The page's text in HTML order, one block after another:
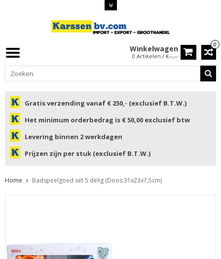
0
Winkelwagen
0 Artikelen / €--,--
Gratis verzending vanaf € 250,- (exclusief B.T.W.)
Het minimum orderbedrag is € 50,00 exclusief btw
Levering binnen 2 werkdagen
Prijzen zijn per stuk (exclusief B.T.W.)
Home Badspeelgoed set 5 delig (Doos:31x23x7,5cm)